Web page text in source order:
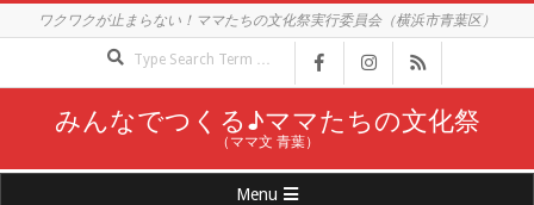
to
ワクワクが止まらない！ママたちの文化祭実行委員会（横浜市青葉区）
みんなでつくる♪ママたちの文化祭
（ママ文 青葉）
Menu